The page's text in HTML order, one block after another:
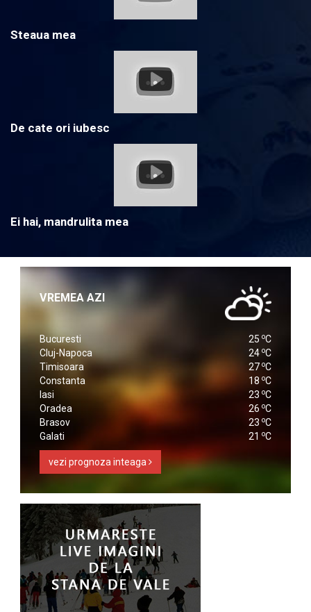
Steaua mea
De cate ori iubesc
Ei hai, mandrulita mea
VREMEA AZI
Bucuresti 25 oC
Cluj-Napoca
24 oC
Timisoara
27 oC
Constanta
18 oC
Iasi
23 oC
Oradea
26 oC
Brasov
23 oC
Galati
21 oC
vezi prognoza inteaga